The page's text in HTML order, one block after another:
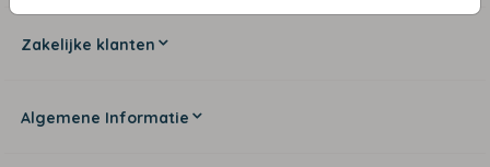
Zakelijke klanten
Algemene Informatie